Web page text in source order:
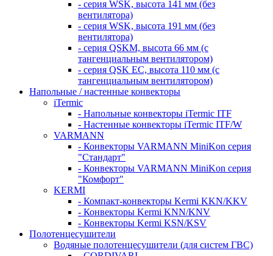
- серия WSK, высота 141 мм (без
вентилятора)
- серия WSK, высота 191 мм (без
вентилятора)
- серия QSKM, высота 66 мм (с
тангенциальным вентилятором)
- серия QSK EC, высота 110 мм (с
тангенциальным вентилятором)
Напольные / настенные конвекторы
iTermic
- Напольные конвекторы iTermic ITF
- Настенные конвекторы iTermic ITF/W
VARMANN
- Конвекторы VARMANN MiniKon серия
"Стандарт"
- Конвекторы VARMANN MiniKon серия
"Комфорт"
KERMI
- Компакт-конвекторы Kermi KKN/KKV
- Конвекторы Kermi KNN/KNV
- Конвекторы Kermi KSN/KSV
Полотенцесушители
Водяные полотенцесушители (для систем ГВС)